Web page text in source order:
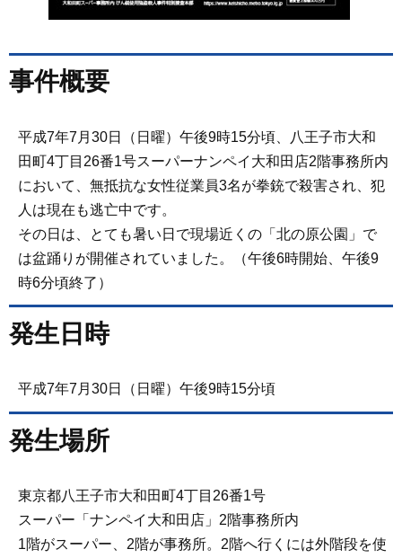
事件概要
平成7年7月30日（日曜）午後9時15分頃、八王子市大和
田町4丁目26番1号スーパーナンペイ大和田店2階事務所内
において、無抵抗な女性従業員3名が拳銃で殺害され、犯
人は現在も逃亡中です。
その日は、とても暑い日で現場近くの「北の原公園」で
は盆踊りが開催されていました。（午後6時開始、午後9
時6分頃終了）
発生日時
平成7年7月30日（日曜）午後9時15分頃
発生場所
東京都八王子市大和田町4丁目26番1号
スーパー「ナンペイ大和田店」2階事務所内
1階がスーパー、2階が事務所。2階へ行くには外階段を使